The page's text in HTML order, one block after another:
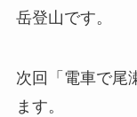
岳登山です。
次回「電車で尾
ます。